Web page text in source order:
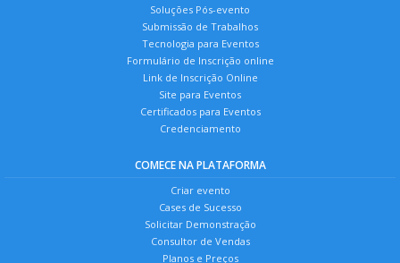
Soluções Pós-evento
Submissão de Trabalhos
Tecnologia para Eventos
Formulário de Inscrição online
Link de Inscrição Online
Site para Eventos
Certificados para Eventos
Credenciamento
COMECE NA PLATAFORMA
Criar evento
Cases de Sucesso
Solicitar Demonstração
Consultor de Vendas
Planos e Preços